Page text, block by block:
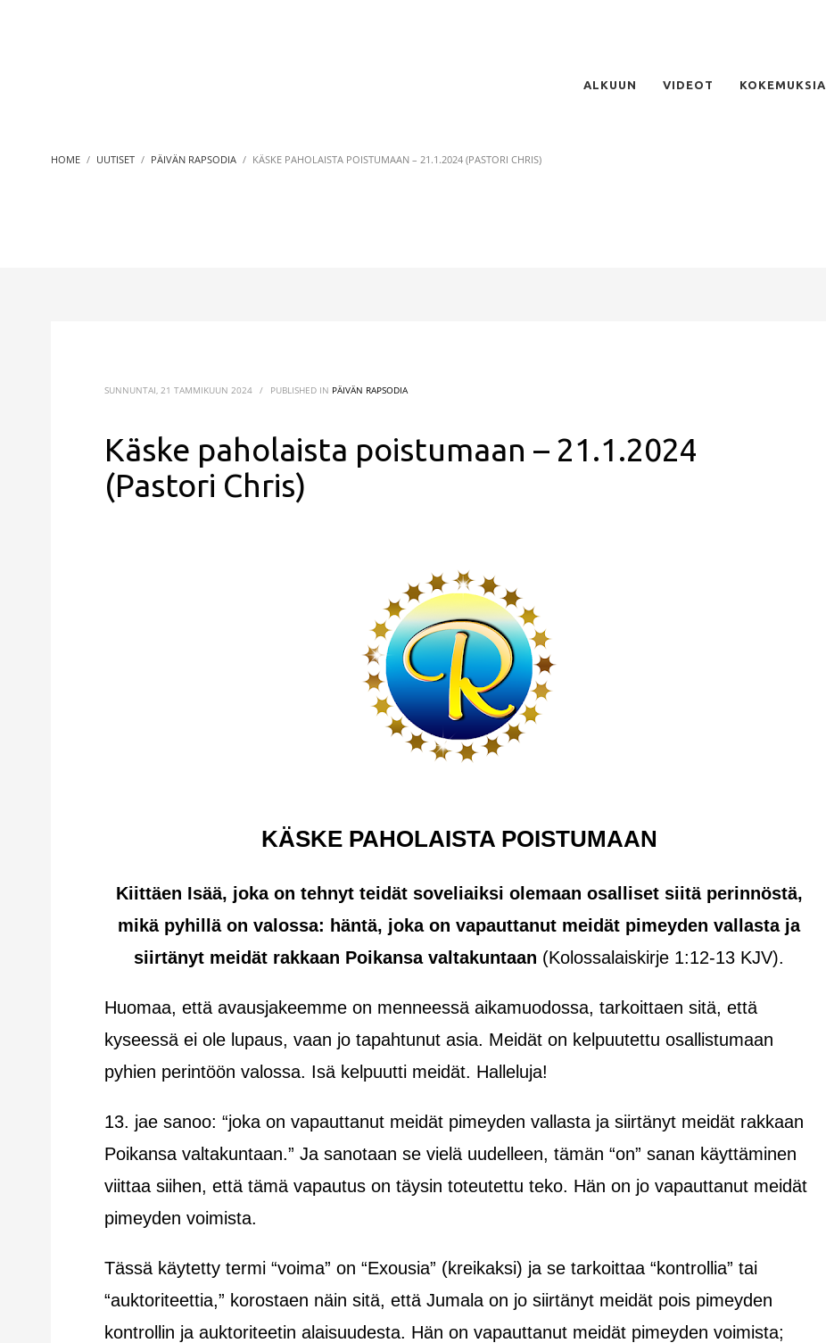
ALKUUN VIDEOT KOKEMUKSIA
HOME UUTISET PÄIVÄN RAPSODIA KÄSKE PAHOLAISTA POISTUMAAN – 21.1.2024 (PASTORI CHRIS)
SUNNUNTAI, 21 TAMMIKUUN 2024 / PUBLISHED IN PÄIVÄN RAPSODIA
Käske paholaista poistumaan – 21.1.2024
(Pastori Chris)
KÄSKE PAHOLAISTA POISTUMAAN
Kiittäen Isää, joka on tehnyt teidät soveliaiksi olemaan osalliset siitä perinnöstä,
mikä pyhillä on valossa: häntä, joka on vapauttanut meidät pimeyden vallasta ja
siirtänyt meidät rakkaan Poikansa valtakuntaan (Kolossalaiskirje 1:12-13 KJV).
Huomaa, että avausjakeemme on menneessä aikamuodossa, tarkoittaen sitä, että
kyseessä ei ole lupaus, vaan jo tapahtunut asia. Meidät on kelpuutettu osallistumaan
pyhien perintöön valossa. Isä kelpuutti meidät. Halleluja!
13. jae sanoo: “joka on vapauttanut meidät pimeyden vallasta ja siirtänyt meidät rakkaan
Poikansa valtakuntaan.” Ja sanotaan se vielä uudelleen, tämän “on” sanan käyttäminen
viittaa siihen, että tämä vapautus on täysin toteutettu teko. Hän on jo vapauttanut meidät
pimeyden voimista.
Tässä käytetty termi “voima” on “Exousia” (kreikaksi) ja se tarkoittaa “kontrollia” tai
“auktoriteettia,” korostaen näin sitä, että Jumala on jo siirtänyt meidät pois pimeyden
kontrollin ja auktoriteetin alaisuudesta. Hän on vapauttanut meidät pimeyden voimista;